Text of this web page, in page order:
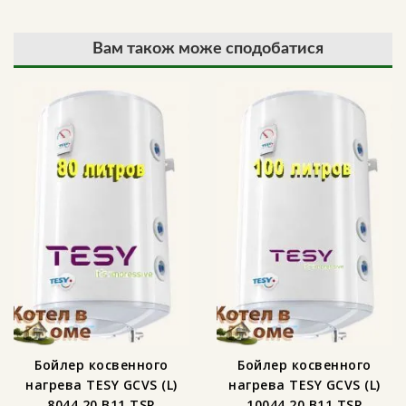
Вам також може сподобатися
Бойлер косвенного
нагрева TESY GCVS (L)
Бойлер косвенного
нагрева TESY GCVS (L)